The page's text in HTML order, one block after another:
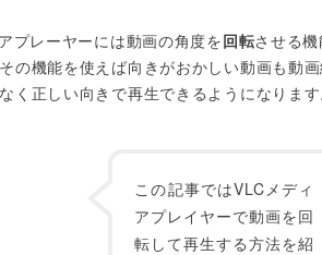
プレーヤーには動画の角度を回転させる
の機能を使えば向きがおかしい動画も動
く正しい向きで再生できるようになりま
この記事ではVLCメディ
アプレイヤーで動画を回
転して再生する方法を紹